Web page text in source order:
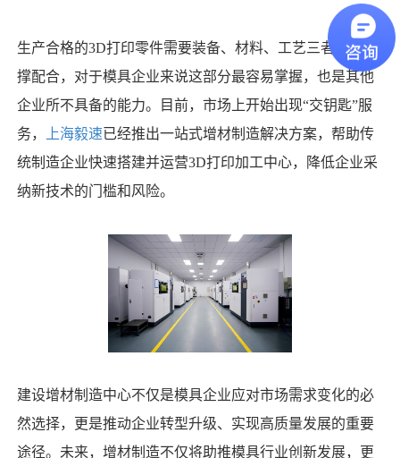
生产合格的3D打印零件需要装备、材料、工艺三者相互支
撑配合，对于模具企业来说这部分最容易掌握，也是其他
企业所不具备的能力。目前，市场上开始出现“交钥匙”服
务，
上海毅速已经推出一站式增材制造解决方案，帮助传
统制造企业快速搭建并运营3D打印加工中心，降低企业采
纳新技术的门槛和风险。
建设增材制造中心不仅是模具企业应对市场需求变化的必
然选择，更是推动企业转型升级、实现高质量发展的重要
途径。未来，增材制造不仅将助推模具行业创新发展，更